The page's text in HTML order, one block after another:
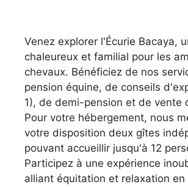
Venez explorer l'Écurie Bacaya,
chaleureux et familial pour les
chevaux. Bénéficiez de nos
pension équine, de conseils
1), de demi-pension et de vente
Pour votre hébergement, nous
votre disposition deux gîtes
pouvant accueillir jusqu'à 12
Participez à une expérience
alliant équitation et relaxation en